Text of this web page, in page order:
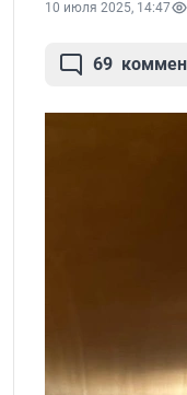
10 июля 2025, 14:47
69